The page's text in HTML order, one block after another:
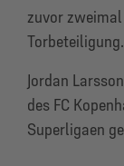
zuvor
Torbeteiligung.
Jordan
des FC
Superligaen